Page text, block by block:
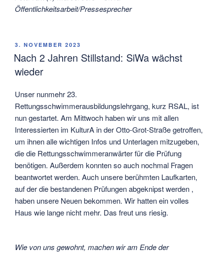
Öffentlichkeitsarbeit/Pressesprecher
VERÖFFENTLICHT
AM
3. NOVEMBER 2023
Nach 2 Jahren Stillstand: SiWa wächst
wieder
Unser nunmehr 23.
Rettungsschwimmerausbildungslehrgang, kurz RSAL, ist
nun gestartet. Am Mittwoch haben wir uns mit allen
Interessierten im KulturA in der Otto-Grot-Straße getroffen,
um ihnen alle wichtigen Infos und Unterlagen mitzugeben,
die die Rettungsschwimmeranwärter für die Prüfung
benötigen. Außerdem konnten so auch nochmal Fragen
beantwortet werden. Auch unsere berühmten Laufkarten,
auf der die bestandenen Prüfungen abgeknipst werden ,
haben unsere Neuen bekommen. Wir hatten ein volles
Haus wie lange nicht mehr. Das freut uns riesig.
Wie von uns gewohnt, machen wir am Ende der